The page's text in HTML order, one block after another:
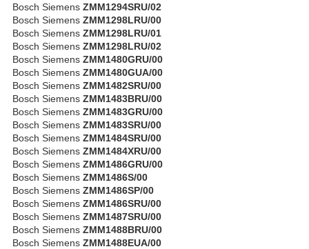
Bosch Siemens ZMM1294SRU/02
Bosch Siemens ZMM1298LRU/00
Bosch Siemens ZMM1298LRU/01
Bosch Siemens ZMM1298LRU/02
Bosch Siemens ZMM1480GRU/00
Bosch Siemens ZMM1480GUA/00
Bosch Siemens ZMM1482SRU/00
Bosch Siemens ZMM1483BRU/00
Bosch Siemens ZMM1483GRU/00
Bosch Siemens ZMM1483SRU/00
Bosch Siemens ZMM1484SRU/00
Bosch Siemens ZMM1484XRU/00
Bosch Siemens ZMM1486GRU/00
Bosch Siemens ZMM1486S/00
Bosch Siemens ZMM1486SP/00
Bosch Siemens ZMM1486SRU/00
Bosch Siemens ZMM1487SRU/00
Bosch Siemens ZMM1488BRU/00
Bosch Siemens ZMM1488EUA/00